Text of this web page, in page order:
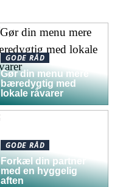
GODE RÅD
Gør din menu mere
bæredygtig med
lokale råvarer
GODE RÅD
Forkæl din partner
med en hyggelig
aften